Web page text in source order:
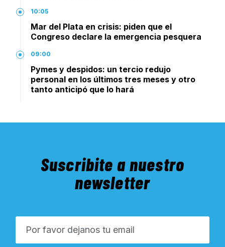
10:05
Mar del Plata en crisis: piden que el
Congreso declare la emergencia pesquera
09:00
Pymes y despidos: un tercio redujo
personal en los últimos tres meses y otro
tanto anticipó que lo hará
Suscribite a nuestro
newsletter